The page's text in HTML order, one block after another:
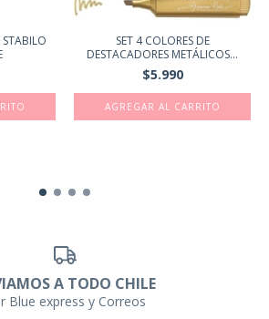
SET 4 COLORES DE
DESTACADORES METÁLICOS...
$5.990
A TODO CHILE
Blue express y Correos